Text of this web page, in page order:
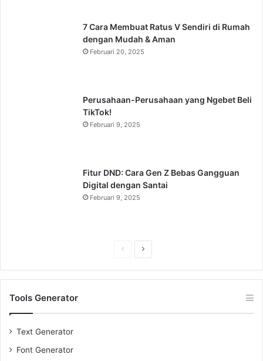
7 Cara Membuat Ratus V Sendiri di Rumah
dengan Mudah & Aman
Februari 20, 2025
Perusahaan-Perusahaan yang Ngebet Beli
TikTok!
Februari 9, 2025
Fitur DND: Cara Gen Z Bebas Gangguan
Digital dengan Santai
Februari 9, 2025
PreviousNext
Tools Generator
Text Generator
Font Generator